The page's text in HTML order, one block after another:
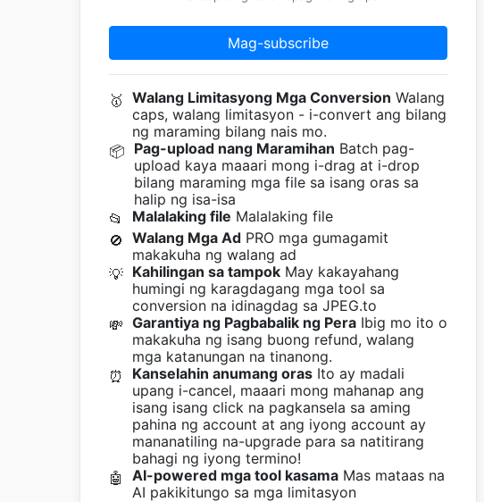
Mag-subscribe
🥇 Walang Limitasyong Mga Conversion Walang
caps, walang limitasyon - i-convert ang bilang
ng maraming bilang nais mo.
📦 Pag-upload nang Maramihan Batch pag-
upload kaya maaari mong i-drag at i-drop
bilang maraming mga file sa isang oras sa
halip ng isa-isa
📂
Malalaking file Malalaking file
🚫 Walang Mga AdPRO mga gumagamit
makakuha ng walang ad
💡 Kahilingan sa tampokMay kakayahang
humingi ng karagdagang mga tool sa
conversion na idinagdag sa JPEG.to
💸 Garantiya ng Pagbabalik ng PeraIbig mo ito o
makakuha ng isang buong refund, walang
mga katanungan na tinanong.
⏰
Kanselahin anumang orasIto ay madali
upang i-cancel, maaari mong mahanap ang
isang isang click na pagkansela sa aming
pahina ng account at ang iyong account ay
mananatiling na-upgrade para sa natitirang
bahagi ng iyong termino!
🤖
AI-powered mga tool kasamaMas mataas na
AI pakikitungo sa mga limitasyon